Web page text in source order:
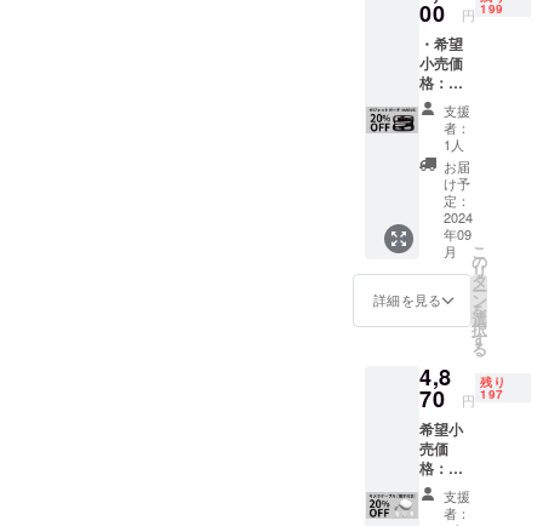
Safe非
対応の
ワイヤ
レス充
電対応
スマー
トフォ
ンをマ
グネッ
ト接続
できる
ように
する磁
力付き
ステッ
カーで
末がワ
イヤレ
ス充電
対応対
応ス
マート
フォン
かご確
00 円 199
・希望
小売価
格：
6,000
円（税
込）よ
り
20％OF
F コン
パクト
サイズ
に大小
17のポ
ケット
を内蔵
した多
ポーチ
「MAR
US」 ■
カラー :
ブラッ
ク ■サ
イズ
（約）
支援
者：
1人
お届
け予
定：
2024
年09
月
詳細を見る
こ
の
リ
タ
ー
ン
を
選
択
す
る
4,8
70 円
残り
197
希望小
売価
格：
6,090円
（税支援
者：